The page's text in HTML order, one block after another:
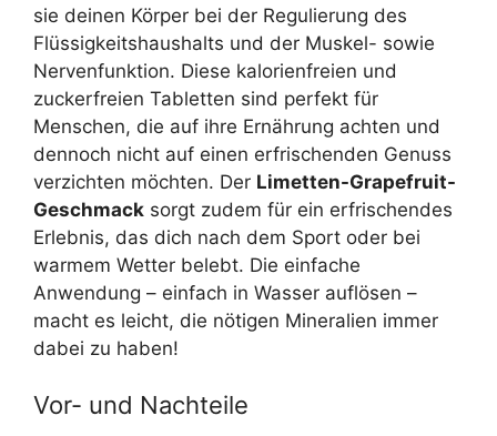
sie deinen Körper bei der Regulierung des
Flüssigkeitshaushalts und der Muskel- sowie
Nervenfunktion. Diese kalorienfreien und
zuckerfreien Tabletten sind perfekt für
Menschen, die auf ihre Ernährung achten und
dennoch nicht auf einen erfrischenden Genuss
verzichten möchten. Der Limetten-Grapefruit-
Geschmack sorgt zudem für ein erfrischendes
Erlebnis, das dich nach dem Sport oder bei
warmem Wetter belebt. Die einfache
Anwendung – einfach in Wasser auflösen –
macht es leicht, die nötigen Mineralien immer
dabei zu haben!
Vor- und Nachteile